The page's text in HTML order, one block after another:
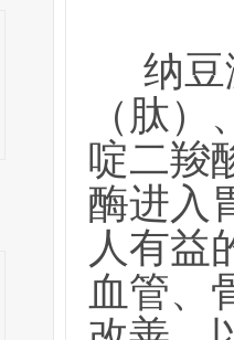
纳
（肽
啶二羧
酶进入
人有益
血管、